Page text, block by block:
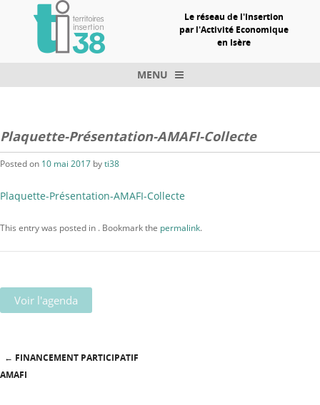
Le réseau de l'Insertion
par l'Activité Economique
en Isère
MENU
Plaquette-Présentation-AMAFI-Collecte
Posted on 10 mai 2017 byti38
Plaquette-Présentation-AMAFI-Collecte
This entry was posted in . Bookmark the permalink.
Voir l'agenda
Post navigation
← FINANCEMENT PARTICIPATIF
AMAFI